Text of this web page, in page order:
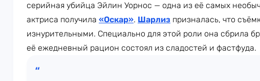
серийная убийца Эйлин Уорнос — одна из её самых
актриса получила «Оскар». Шарлиз призналась, что
изнурительными. Специально для этой роли она сбрила
её ежедневный рацион состоял из сладостей и фастфуда.